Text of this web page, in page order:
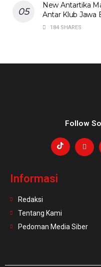
New Antartika
Antar Klub Jawa
184 SHARES
Follow
Informasi
Redaksi
Tentang Kami
Pedoman Media Siber